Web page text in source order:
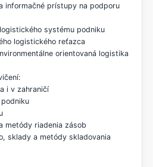
informačné prístupy na podporu
systému podniku
logistického reťazca
orientovaná logistika
i v zahraničí
metódy riadenia zásob
sklady a metódy skladovania